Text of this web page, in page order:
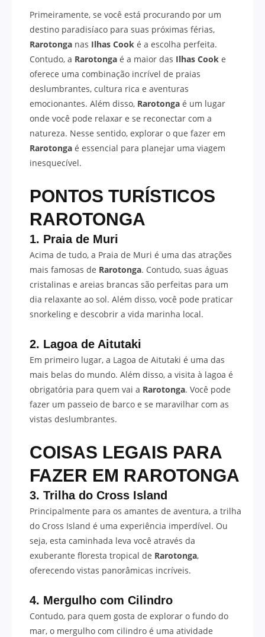
Primeiramente, se você está procurando por um
destino paradisíaco para suas próximas férias,
Rarotonga nas Ilhas Cook é a escolha perfeita.
Contudo, a Rarotonga é a maior das Ilhas Cook e
oferece uma combinação incrível de praias
deslumbrantes, cultura rica e aventuras
emocionantes. Além disso, Rarotonga é um lugar
onde você pode relaxar e se reconectar com a
natureza. Nesse sentido, explorar o que fazer em
Rarotonga é essencial para planejar uma viagem
inesquecível.
PONTOS TURÍSTICOS
RAROTONGA
1. Praia de Muri
Acima de tudo, a Praia de Muri é uma das atrações
mais famosas de Rarotonga. Contudo, suas águas
cristalinas e areias brancas são perfeitas para um
dia relaxante ao sol. Além disso, você pode praticar
snorkeling e descobrir a vida marinha local.
2. Lagoa de Aitutaki
Em primeiro lugar, a Lagoa de Aitutaki é uma das
mais belas do mundo. Além disso, a visita à lagoa é
obrigatória para quem vai a Rarotonga. Você pode
fazer um passeio de barco e se maravilhar com as
vistas deslumbrantes.
COISAS LEGAIS PARA
FAZER EM RAROTONGA
3. Trilha do Cross Island
Principalmente para os amantes de aventura, a trilha
do Cross Island é uma experiência imperdível. Ou
seja, esta caminhada leva você através da
exuberante floresta tropical de Rarotonga,
oferecendo vistas panorâmicas incríveis.
4. Mergulho com Cilindro
Contudo, para quem gosta de explorar o fundo do
mar, o mergulho com cilindro é uma atividade